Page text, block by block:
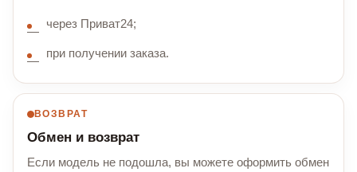
через Приват24;
при получении заказа.
ВОЗВРАТ
Обмен и возврат
Если модель не подошла, вы можете оформить обмен